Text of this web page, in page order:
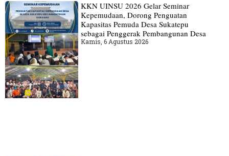
KKN UINSU 2026 Gelar Seminar
Kepemudaan, Dorong Penguatan
Kapasitas Pemuda Desa Sukatepu
sebagai Penggerak Pembangunan Desa
Kamis, 6 Agustus 2026